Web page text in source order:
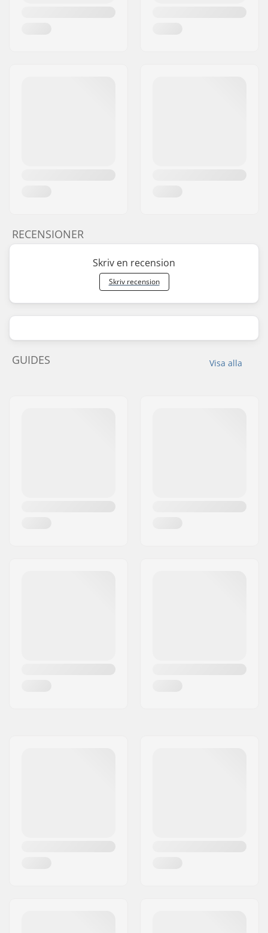
RECENSIONER
Skriv en recension
Skriv recension
Visa alla
GUIDES